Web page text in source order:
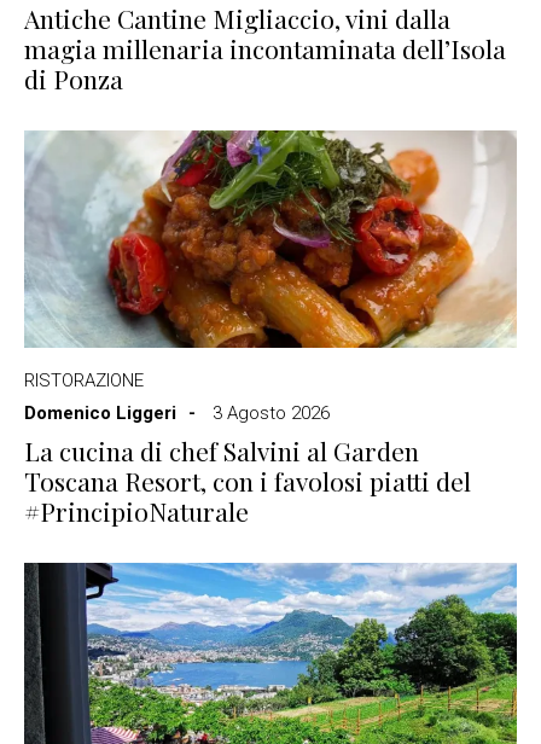
Antiche Cantine Migliaccio, vini dalla
magia millenaria incontaminata dell’Isola
di Ponza
RISTORAZIONE
Domenico Liggeri
3 Agosto 2026
La cucina di chef Salvini al Garden
Toscana Resort, con i favolosi piatti del
#PrincipioNaturale